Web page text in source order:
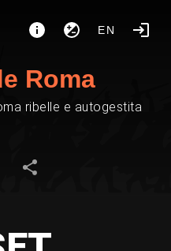
EN
Roma
ribelle e autogestita